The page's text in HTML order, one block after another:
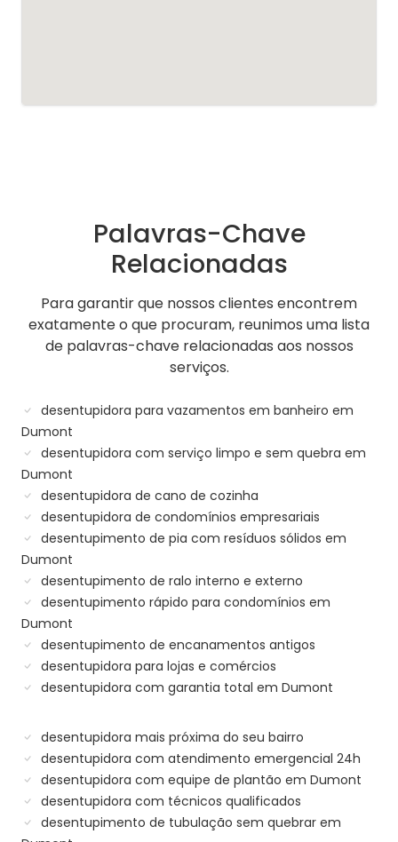
Palavras-Chave
Relacionadas
Para garantir que nossos clientes encontrem
exatamente o que procuram, reunimos uma lista
de palavras-chave relacionadas aos nossos
serviços.
desentupidora para vazamentos em banheiro em
Dumont
desentupidora com serviço limpo e sem quebra em
Dumont
desentupidora de cano de cozinha
desentupidora de condomínios empresariais
desentupimento de pia com resíduos sólidos em
Dumont
desentupimento de ralo interno e externo
desentupimento rápido para condomínios em
Dumont
desentupimento de encanamentos antigos
desentupidora para lojas e comércios
desentupidora com garantia total em Dumont
desentupidora mais próxima do seu bairro
desentupidora com atendimento emergencial 24h
desentupidora com equipe de plantão em Dumont
desentupidora com técnicos qualificados
desentupimento de tubulação sem quebrar em